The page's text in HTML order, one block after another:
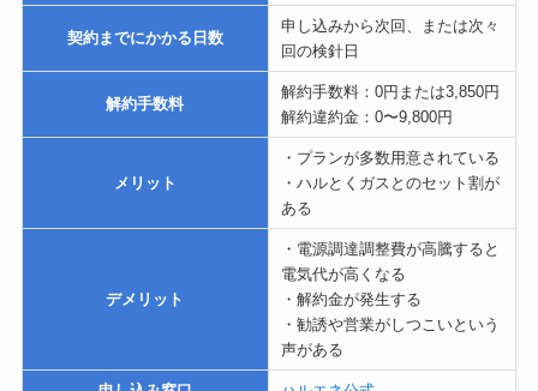
契約までにかかる日数
申し込みから次回、または次々
回の検針日
解約手数料
解約手数料：0円または3,850円
解約違約金：0〜9,800円
メリット
・プランが多数用意されている
・ハルとくガスとのセット割が
ある
デメリット
・電源調達調整費が高騰すると
電気代が高くなる
・解約金が発生する
・勧誘や営業がしつこいという
声がある